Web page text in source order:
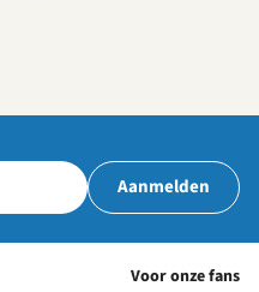
Aanmelden
Voor onze fans